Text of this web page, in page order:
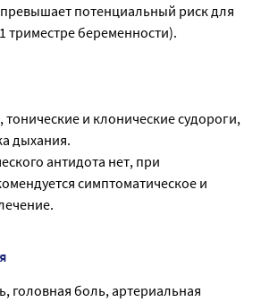
потенциальный риск для
триместре беременности).
и клонические судороги,
дыхания.
антидота нет, при
симптоматическое и
головная боль, артериальная